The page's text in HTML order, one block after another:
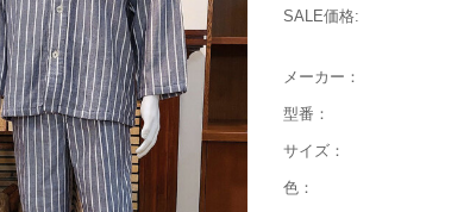
SALE価格:
メーカー：
型番：
サイズ：
色：